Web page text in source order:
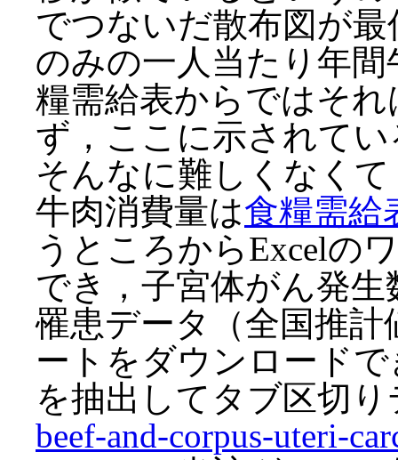
でつないだ散布図が
のみの一人当たり年
糧需給表からではそ
ず，ここに示されて
そんなに難しくなく
牛肉消費量は食糧需給
うところからExcelの
でき，子宮体がん発生
罹患データ（全国推
ートをダウンロード
を抽出してタブ区切
beef-and-corpus-uteri-